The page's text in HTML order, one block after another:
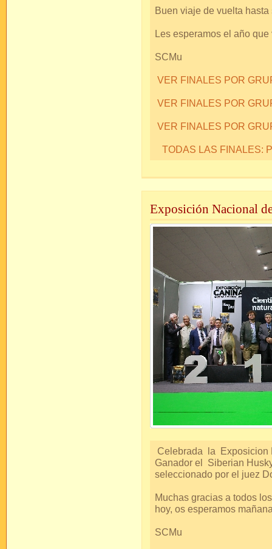
Buen viaje de vuelta
Les esperamos el año que
SCMu
VER FINALES POR
VER FINALES POR
VER FINALES POR
TODAS LAS FINALES:
Exposición Nacional
Celebrada la Exposicion
Ganador el Siberian
seleccionado por el juez
Muchas gracias a todos
hoy, os esperamos
SCMu